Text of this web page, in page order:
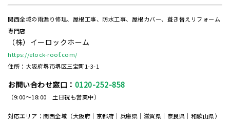
関西全域の雨漏り修理、屋根工事、防水工事、屋根カバー、葺き替えリフォーム
専門店
（株）イーロックホーム
https://elock-roof.com/
住所：大阪府堺市堺区三宝町1-3-1
お問い合わせ窓口： 0120-252-858
（9:00～18:00 土日祝も営業中）
対応エリア：関西全域（大阪府｜京都府｜兵庫県｜滋賀県｜奈良県｜和歌山県）